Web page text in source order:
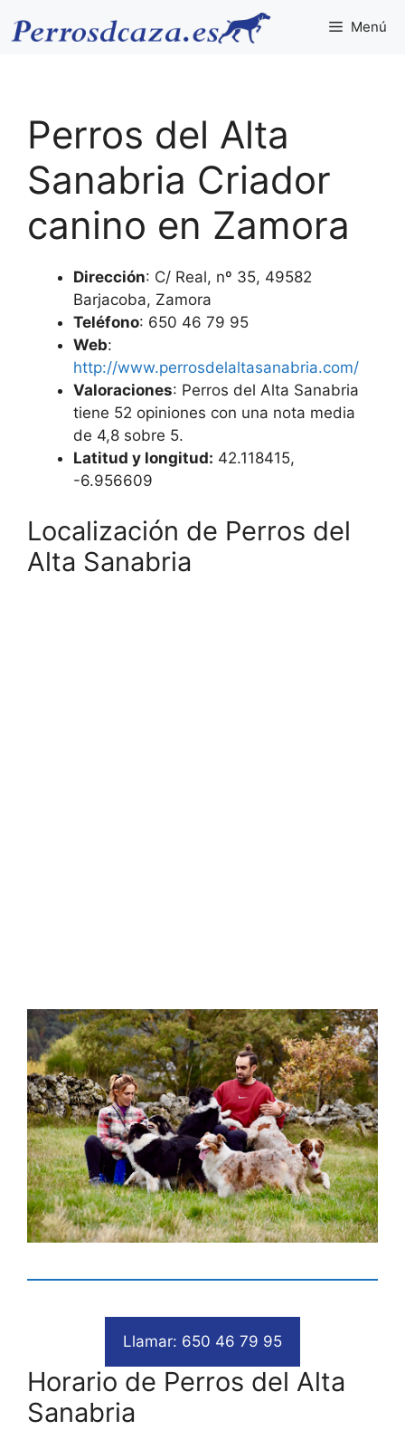
Menú
Perros del Alta
Sanabria Criador
canino en Zamora
Dirección: C/ Real, nº 35, 49582
Barjacoba, Zamora
Teléfono: 650 46 79 95
Web:
http://www.perrosdelaltasanabria.com/
Valoraciones: Perros del Alta Sanabria
tiene 52 opiniones con una nota media
de 4,8 sobre 5.
Latitud y longitud: 42.118415,
-6.956609
Localización de Perros del
Alta Sanabria
Llamar: 650 46 79 95
Horario de Perros del Alta
Sanabria